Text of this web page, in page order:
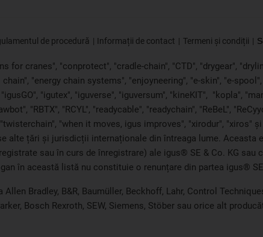
de procedură Informații de contact Termeni și condiții
for cranes", "conprotect", "cradle-chain", "CTD", "drygear",
chain", "energy chain systems", "enjoyneering", "e-skin", "e-
"igutex", "iguverse", "iguversum", "kineKIT", "kopla",
"RBTX", "RCYL", "readycable", "readychain", "ReBeL",
"when it moves, igus improves", "xirodur",
alte țări și jurisdicții internaționale din întreaga lume. Aceasta
sau în curs de înregistrare) ale igus® SE & Co. KG sau
în această listă nu constituie o renunțare din partea igus®
Bradley, B&R, Baumüller, Beckhoff, Lahr, Control
Bosch Rexroth, SEW, Siemens, Stöber sau orice alt